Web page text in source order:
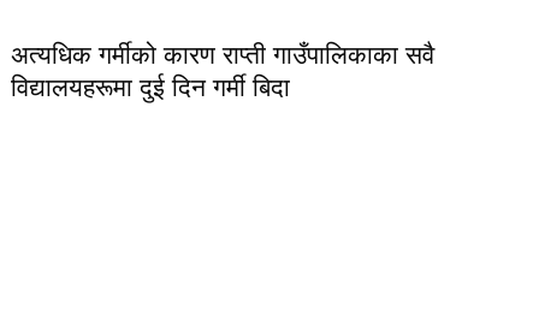
अत्यधिक गर्मीको कारण राप्ती गाउँपालिकाका सवै
विद्यालयहरूमा दुई दिन गर्मी बिदा